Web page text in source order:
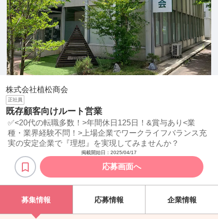
株式会社植松商会
正社員
既存顧客向けルート営業
✅<20代の転職多数！>年間休日125日！&賞与あり<業
種・業界経験不問！>上場企業でワークライフバランス充
実の安定企業で『理想』を実現してみませんか？
掲載開始日： 2025/04/17
応募画面へ
募集情報 応募情報 企業情報